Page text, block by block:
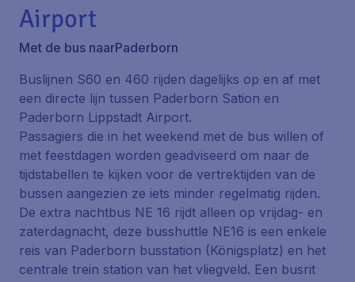
Airport
Met de bus naarPaderborn
Buslijnen S60 en 460 rijden dagelijks op en af met
een directe lijn tussen Paderborn Sation en
Paderborn Lippstadt Airport.
Passagiers die in het weekend met de bus willen of
met feestdagen worden geadviseerd om naar de
tijdstabellen te kijken voor de vertrektijden van de
bussen aangezien ze iets minder regelmatig rijden.
De extra nachtbus NE 16 rijdt alleen op vrijdag- en
zaterdagnacht, deze busshuttle NE16 is een enkele
reis van Paderborn busstation (Königsplatz) en het
centrale trein station van het vliegveld. Een busrit